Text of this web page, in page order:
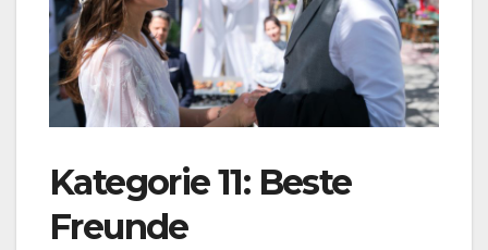
Kategorie 11: Beste
Freunde